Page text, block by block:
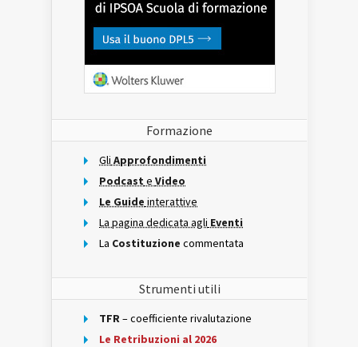
Formazione
Gli Approfondimenti
Podcast e Video
Le Guide interattive
La pagina dedicata agli Eventi
La Costituzione commentata
Strumenti utili
TFR– coefficiente rivalutazione
Le Retribuzioni al 2026